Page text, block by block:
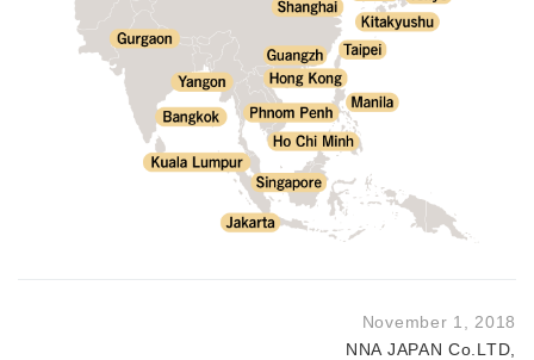
November 1, 2018
NNA JAPAN Co.LTD,